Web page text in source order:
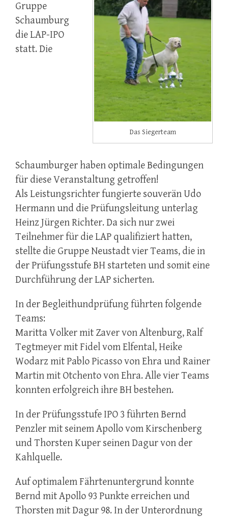
Das Siegerteam
Gruppe
Schaumburg
die LAP-IPO
statt. Die
Schaumburger haben optimale Bedingungen
für diese Veranstaltung getroffen!
Als Leistungsrichter fungierte souverän Udo
Hermann und die Prüfungsleitung unterlag
Heinz Jürgen Richter. Da sich nur zwei
Teilnehmer für die LAP qualifiziert hatten,
stellte die Gruppe Neustadt vier Teams, die in
der Prüfungsstufe BH starteten und somit eine
Durchführung der LAP sicherten.
In der Begleithundprüfung führten folgende
Teams:
Maritta Volker mit Zaver von Altenburg, Ralf
Tegtmeyer mit Fidel vom Elfental, Heike
Wodarz mit Pablo Picasso von Ehra und Rainer
Martin mit Otchento von Ehra. Alle vier Teams
konnten erfolgreich ihre BH bestehen.
In der Prüfungsstufe IPO 3 führten Bernd
Penzler mit seinem Apollo vom Kirschenberg
und Thorsten Kuper seinen Dagur von der
Kahlquelle.
Auf optimalem Fährtenuntergrund konnte
Bernd mit Apollo 93 Punkte erreichen und
Thorsten mit Dagur 98. In der Unterordnung